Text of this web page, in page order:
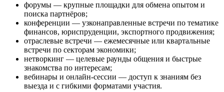
форумы — крупные площадки для обмена опытом и
поиска партнёров;
конференции — узконаправленные встречи по тематике
финансов, юриспруденции, экспортного продвижения;
отраслевые встречи — ежемесячные или квартальные
встречи по секторам экономики;
нетворкинг — целевые раунды общения и быстрые
знакомства по интересам;
вебинары и онлайн-сессии — доступ к знаниям без
выезда и с гибкими форматами участия.